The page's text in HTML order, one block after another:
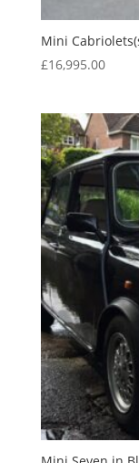
Mini
£16,995.00